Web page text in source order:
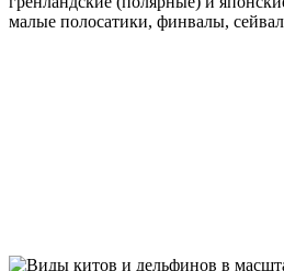
малые полосатики, финвалы,